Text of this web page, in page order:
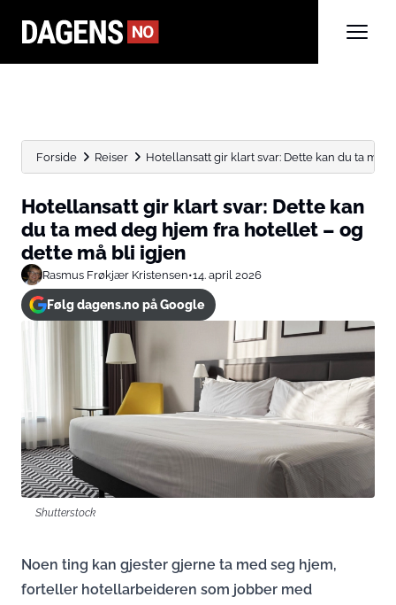
Forside Reiser Hotellansatt gir klart svar: Dette kan du ta med
Hotellansatt gir klart svar: Dette kan
du ta med deg hjem fra hotellet – og
dette må bli igjen
Rasmus Frøkjær Kristensen•14. april 2026
Følg dagens.no på Google
Shutterstock
Noen ting kan gjester gjerne ta med seg hjem,
forteller hotellarbeideren som jobber med